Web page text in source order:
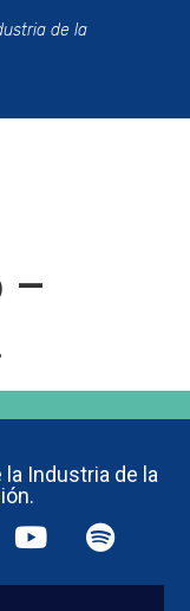
de la
–
Industria de la